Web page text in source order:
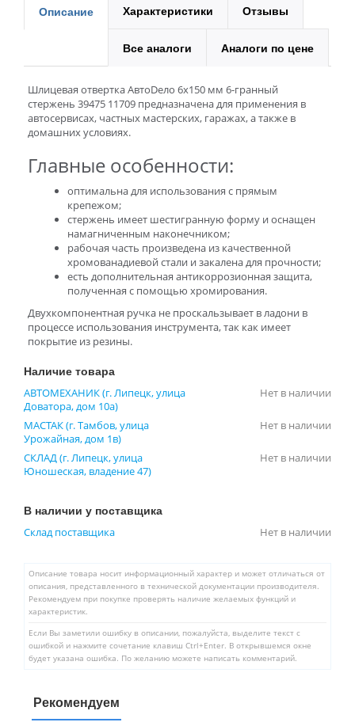
Описание Характеристики Отзывы
Все аналоги Аналоги по цене
Шлицевая отвертка АвтоDело 6х150 мм 6-гранный
стержень 39475 11709 предназначена для применения в
автосервисах, частных мастерских, гаражах, а также в
домашних условиях.
Главные особенности:
оптимальна для использования с прямым
крепежом;
стержень имеет шестигранную форму и оснащен
намагниченным наконечником;
рабочая часть произведена из качественной
хромованадиевой стали и закалена для прочности;
есть дополнительная антикоррозионная защита,
полученная с помощью хромирования.
Двухкомпонентная ручка не проскальзывает в ладони в
процессе использования инструмента, так как имеет
покрытие из резины.
Наличие товара
АВТОМЕХАНИК (г. Липецк, улица
Доватора, дом 10а)
Нет в наличии
МАСТАК (г. Тамбов, улица
Урожайная, дом 1в)
Нет в наличии
СКЛАД (г. Липецк, улица
Юношеская, владение 47)
Нет в наличии
В наличии у поставщика
Склад поставщика Нет в наличии
Описание товара носит информационный характер и может отличаться от
описания, представленного в технической документации производителя.
Рекомендуем при покупке проверять наличие желаемых функций и
характеристик.
Если Вы заметили ошибку в описании, пожалуйста, выделите текст с
ошибкой и нажмите сочетание клавиш Ctrl+Enter. В открывшемся окне
будет указана ошибка. По желанию можете написать комментарий.
Рекомендуем